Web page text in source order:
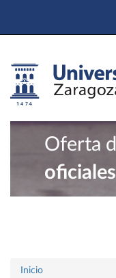
Oferta
oficiales
Inicio